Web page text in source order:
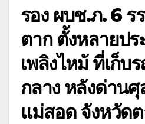
รอง ผบช.ภ. 6 ร
ตาก ตั้งหลายปร
เพลิงไหม้ ที่เก็บ
กลาง หลังด่านศุ
แม่สอด จังหวัด